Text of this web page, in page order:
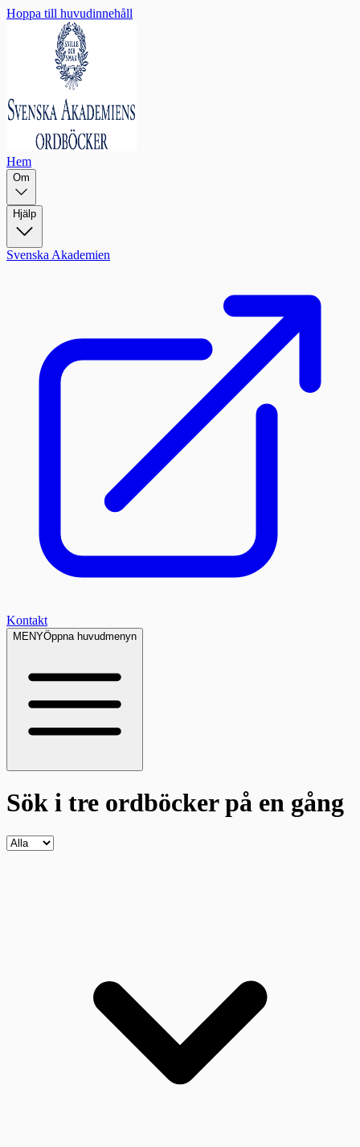
Hoppa till huvudinnehåll
Hem
Om
Hjälp
Svenska Akademien
Kontakt
MENYÖppna huvudmenyn
Sök i tre ordböckerpå en gång